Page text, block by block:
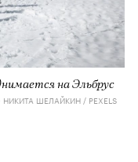
на Эльбрус
ШЕЛАЙКИН / PEXELS